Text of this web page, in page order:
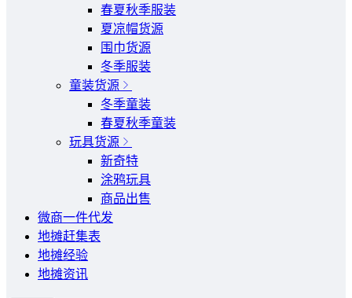
春夏秋季服装
夏凉帽货源
围巾货源
冬季服装
童装货源
冬季童装
春夏秋季童装
玩具货源
新奇特
涂鸦玩具
商品出售
微商一件代发
地摊赶集表
地摊经验
地摊资讯